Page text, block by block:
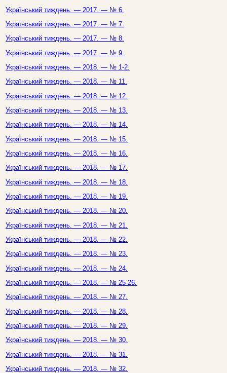
Український тиждень. — 2017. — № 6.
Український тиждень. — 2017. — № 7.
Український тиждень. — 2017. — № 8.
Український тиждень. — 2017. — № 9.
Український тиждень. — 2018. — № 1-2.
Український тиждень. — 2018. — № 11.
Український тиждень. — 2018. — № 12.
Український тиждень. — 2018. — № 13.
Український тиждень. — 2018. — № 14.
Український тиждень. — 2018. — № 15.
Український тиждень. — 2018. — № 16.
Український тиждень. — 2018. — № 17.
Український тиждень. — 2018. — № 18.
Український тиждень. — 2018. — № 19.
Український тиждень. — 2018. — № 20.
Український тиждень. — 2018. — № 21.
Український тиждень. — 2018. — № 22.
Український тиждень. — 2018. — № 23.
Український тиждень. — 2018. — № 24.
Український тиждень. — 2018. — № 25-26.
Український тиждень. — 2018. — № 27.
Український тиждень. — 2018. — № 28.
Український тиждень. — 2018. — № 29.
Український тиждень. — 2018. — № 30.
Український тиждень. — 2018. — № 31.
Український тиждень. — 2018. — № 32.